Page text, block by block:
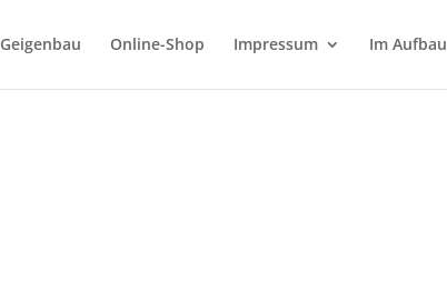
Geigenbau Online-Shop Impressum Im Aufbau